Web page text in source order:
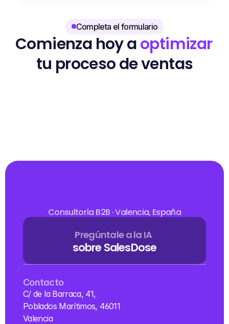
Completa el formulario
Comienza hoy a optimizar
tu proceso de ventas
Consultoría B2B · Valencia, España
Pregúntale a la IA
sobre SalesDose
Contacto
C/ de la Barraca, 41,
Poblados Marítimos, 46011
Valencia